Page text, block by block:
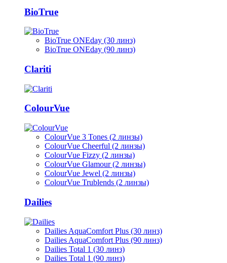
BioTrue
BioTrue ONEday (30 линз)
BioTrue ONEday (90 линз)
Clariti
ColourVue
ColourVue 3 Tones (2 линзы)
ColourVue Cheerful (2 линзы)
ColourVue Fizzy (2 линзы)
ColourVue Glamour (2 линзы)
ColourVue Jewel (2 линзы)
ColourVue Trublends (2 линзы)
Dailies
Dailies AquaComfort Plus (30 линз)
Dailies AquaComfort Plus (90 линз)
Dailies Total 1 (30 линз)
Dailies Total 1 (90 линз)